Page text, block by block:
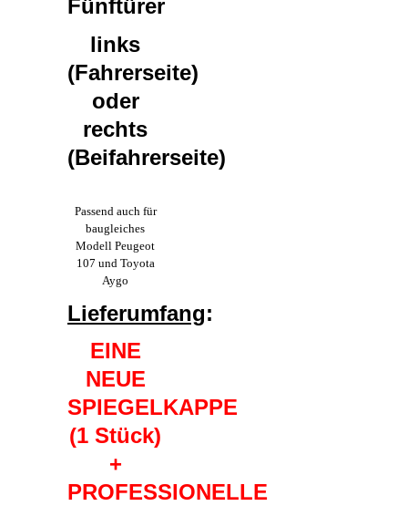
Fünftürer
links
(Fahrerseite)
oder
rechts
(Beifahrerseite)
Passend auch für
baugleiches
Modell Peugeot
107 und Toyota
Aygo
Lieferumfang:
EINE
NEUE
SPIEGELKAPPE
(1 Stück)
+
PROFESSIONELLE